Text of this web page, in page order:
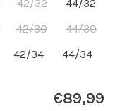
42/32
44/32
42/30
44/30
42/34 44/34
€89,99